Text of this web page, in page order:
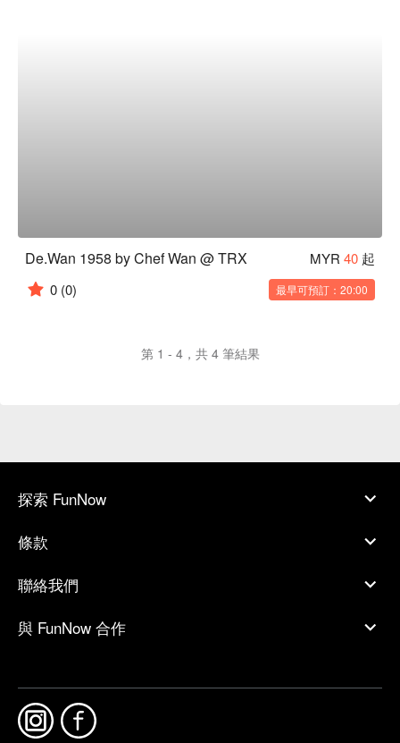
De.Wan 1958 by Chef Wan @ TRX MYR 40 起
0 (0) 最早可預訂：20:00
第 1 - 4，共 4 筆結果
探索 FunNow
條款
聯絡我們
與 FunNow 合作